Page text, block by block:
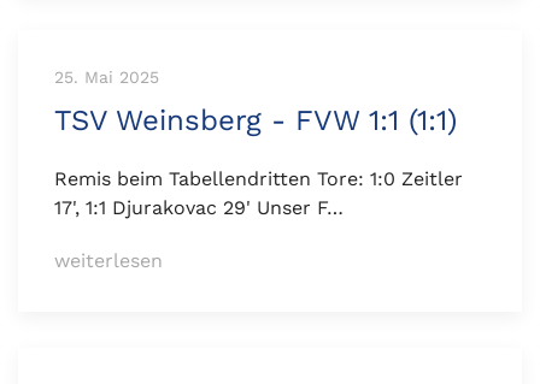
25. Mai 2025
TSV Weinsberg - FVW 1:1 (1:1)
Remis beim Tabellendritten Tore: 1:0 Zeitler
17', 1:1 Djurakovac 29' Unser F…
weiterlesen